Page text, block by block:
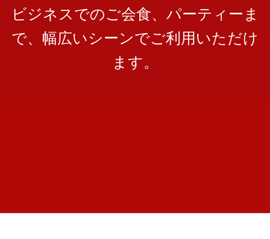
ビジネスでのご会食、パーティーま
で、幅広いシーンでご利用いただけ
ます。